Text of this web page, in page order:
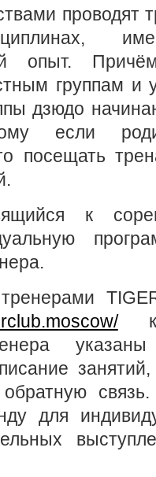
проводят
опыт.
группам и
дзюдо
если
посещать
к
обратную
для